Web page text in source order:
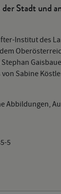
Stadt und
Institut des
Sabine
Abbildungen,
5